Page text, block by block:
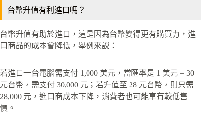
台幣升值有利進口嗎？
台幣升值有助於進口，這是因為台幣變得更有購買力，進
口商品的成本會降低，舉例來說：
若進口一台電腦需支付 1,000 美元，當匯率是 1 美元 = 30
元台幣，需支付 30,000 元；若升值至 28 元台幣，則只需
28,000 元，進口商成本下降，消費者也可能享有較低售
價。